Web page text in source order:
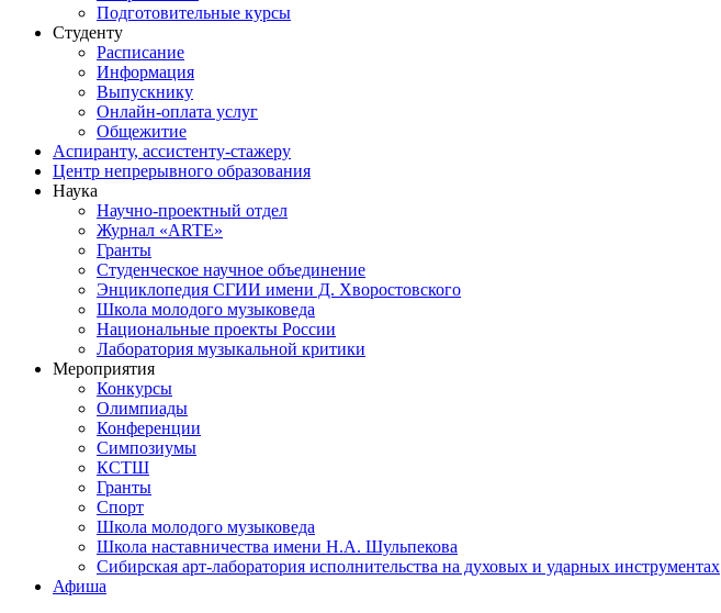
Подготовительные курсы
Студенту
Расписание
Информация
Выпускнику
Онлайн-оплата услуг
Общежитие
Аспиранту, ассистенту-стажеру
Центр непрерывного образования
Наука
Научно-проектный отдел
Журнал «ARTE»
Гранты
Студенческое научное объединение
Энциклопедия СГИИ имени Д. Хворостовского
Школа молодого музыковеда
Национальные проекты России
Лаборатория музыкальной критики
Мероприятия
Конкурсы
Олимпиады
Конференции
Симпозиумы
КСТШ
Гранты
Спорт
Школа молодого музыковеда
Школа наставничества имени Н.А. Шульпекова
Сибирская арт-лаборатория исполнительства на духовых и ударных инструментах
Афиша